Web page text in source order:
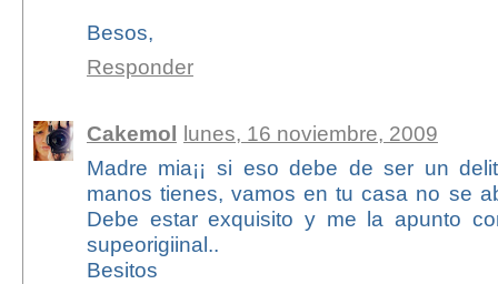
Besos,
Responder
Cakemol lunes, 16 noviembre, 2009
Madre mia¡¡ si eso debe de ser un
manos tienes, vamos en tu casa no se
Debe estar exquisito y me la apunto
supeorigiinal..
Besitos